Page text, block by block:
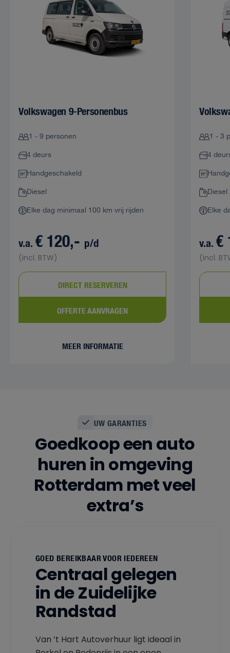
Volkswagen 9-Personenbus
1 - 9 personen
4 deurs
Handgeschakeld
Diesel
Elke dag minimaal 100 km vrij rijden
v.a.€ 120,- p/d
(incl. BTW)
DIRECT RESERVEREN
OFFERTE AANVRAGEN
MEER INFORMATIE
1 - 3
4
Diesel
Elke
v.a.€
(incl.
UW GARANTIES
Goedkoop een auto
huren in omgeving
Rotterdam met veel
extra’s
GOED BEREIKBAAR VOOR IEDEREEN
Centraal gelegen
in de Zuidelijke
Randstad
Van ’t Hart Autoverhuur ligt ideaal in